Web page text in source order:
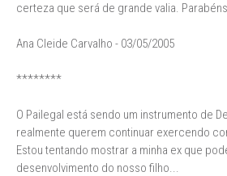
certeza que será de grande valia.
Ana Cleide Carvalho - 03/05/2005
********
O Pailegal está sendo um instrumento de
realmente querem continuar exercendo
Estou tentando mostrar a minha ex que
desenvolvimento do nosso filho...